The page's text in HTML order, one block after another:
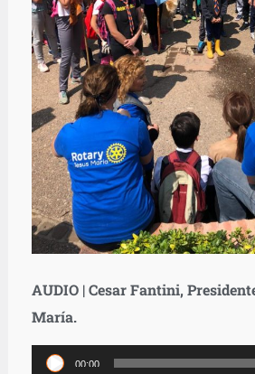
AUDIO | Cesar Fantini,
María.
Reproductor
00:00